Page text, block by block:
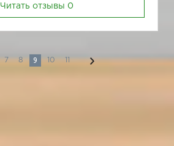
Читать отзывы 0
7 8 9 10 11